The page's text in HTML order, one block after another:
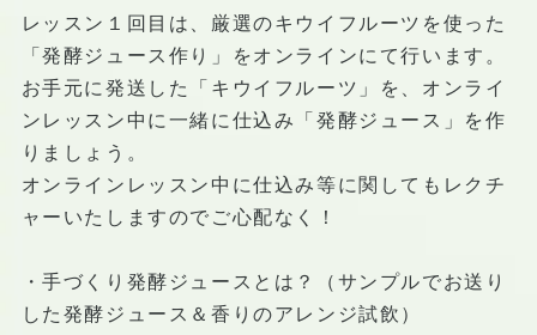
レッスン１回目は、厳選のキウイフルーツを使った
「発酵ジュース作り」をオンラインにて行います。
お手元に発送した「キウイフルーツ」を、オンライ
ンレッスン中に一緒に仕込み「発酵ジュース」を作
りましょう。
オンラインレッスン中に仕込み等に関してもレクチ
ャーいたしますのでご心配なく！
・手づくり発酵ジュースとは？（サンプルでお送り
した発酵ジュース＆香りのアレンジ試飲）